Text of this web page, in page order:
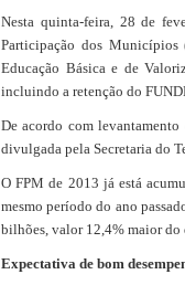
Nesta quinta-feira, 28 de
Participação dos
Educação Básica e de
incluindo a retenção do
De acordo com
divulgada pela Secretaria do
O FPM de 2013 já está
mesmo período do ano
bilhões, valor 12,4% maior do
Expectativa de bom